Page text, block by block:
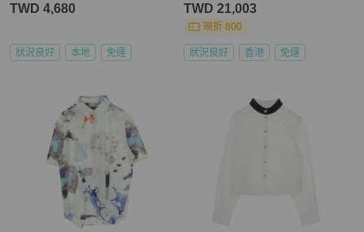
TWD 4,680
狀況良好 本地 免運
TWD 21,003
現折 800
狀況良好 香港 免運